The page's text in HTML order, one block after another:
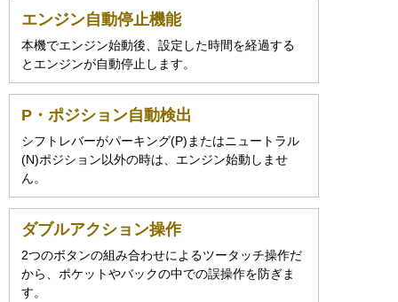
エンジン自動停止機能
本機でエンジン始動後、設定した時間を経過する
とエンジンが自動停止します。
P・ポジション自動検出
シフトレバーがパーキング(P)またはニュートラル
(N)ポジション以外の時は、エンジン始動しませ
ん。
ダブルアクション操作
2つのボタンの組み合わせによるツータッチ操作だ
から、ポケットやバックの中での誤操作を防ぎま
す。